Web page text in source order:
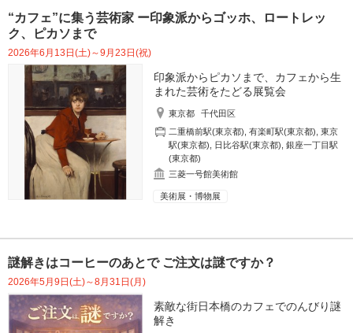
“カフェ”に集う芸術家 ー印象派からゴッホ、ロートレッ
ク、ピカソまで
2026年6月13日(土)～9月23日(祝)
印象派からピカソまで、カフェから生
まれた芸術をたどる展覧会
東京都
千代田区
二重橋前駅(東京都) ,有楽町駅(東京都) ,東京
駅(東京都)
日比谷駅(東京都) ,銀座一丁目駅
(東京都)
三菱一号館美術館
美術展・博物展
謎解きはコーヒーのあとで ご注文は謎ですか？
2026年5月9日(土)～8月31日(月)
素敵な街日本橋のカフェでのんびり謎
解き